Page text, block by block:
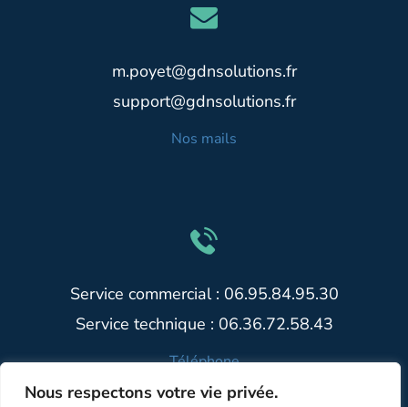
Nous respectons votre vie privée.
m.poyet@gdnsolutions.fr
support@gdnsolutions.fr
Nos mails
Service commercial : 06.95.84.95.30
Service technique : 06.36.72.58.43
Téléphone